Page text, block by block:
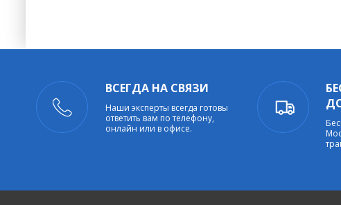
ВСЕГДА НА СВЯЗИ
Наши эксперты всегда готовы
ответить вам по телефону,
онлайн или в офисе.